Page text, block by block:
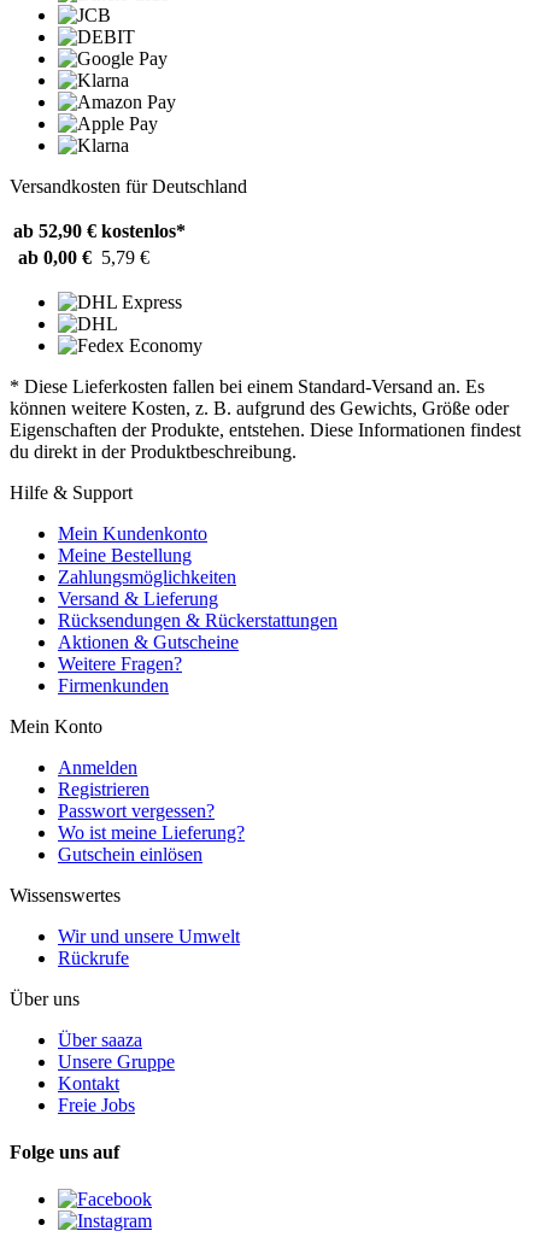
Versandkosten für Deutschland
ab 52,90 € kostenlos*
ab 0,00 € 5,79 €
* Diese Lieferkosten fallen bei einem Standard-Versand an. Es
können weitere Kosten, z. B. aufgrund des Gewichts, Größe oder
Eigenschaften der Produkte, entstehen. Diese Informationen findest
du direkt in der Produktbeschreibung.
Hilfe & Support
Mein Kundenkonto
Meine Bestellung
Zahlungsmöglichkeiten
Versand & Lieferung
Rücksendungen & Rückerstattungen
Aktionen & Gutscheine
Weitere Fragen?
Firmenkunden
Mein Konto
Anmelden
Registrieren
Passwort vergessen?
Wo ist meine Lieferung?
Gutschein einlösen
Wissenswertes
Wir und unsere Umwelt
Rückrufe
Über uns
Über saaza
Unsere Gruppe
Kontakt
Freie Jobs
Folge uns auf